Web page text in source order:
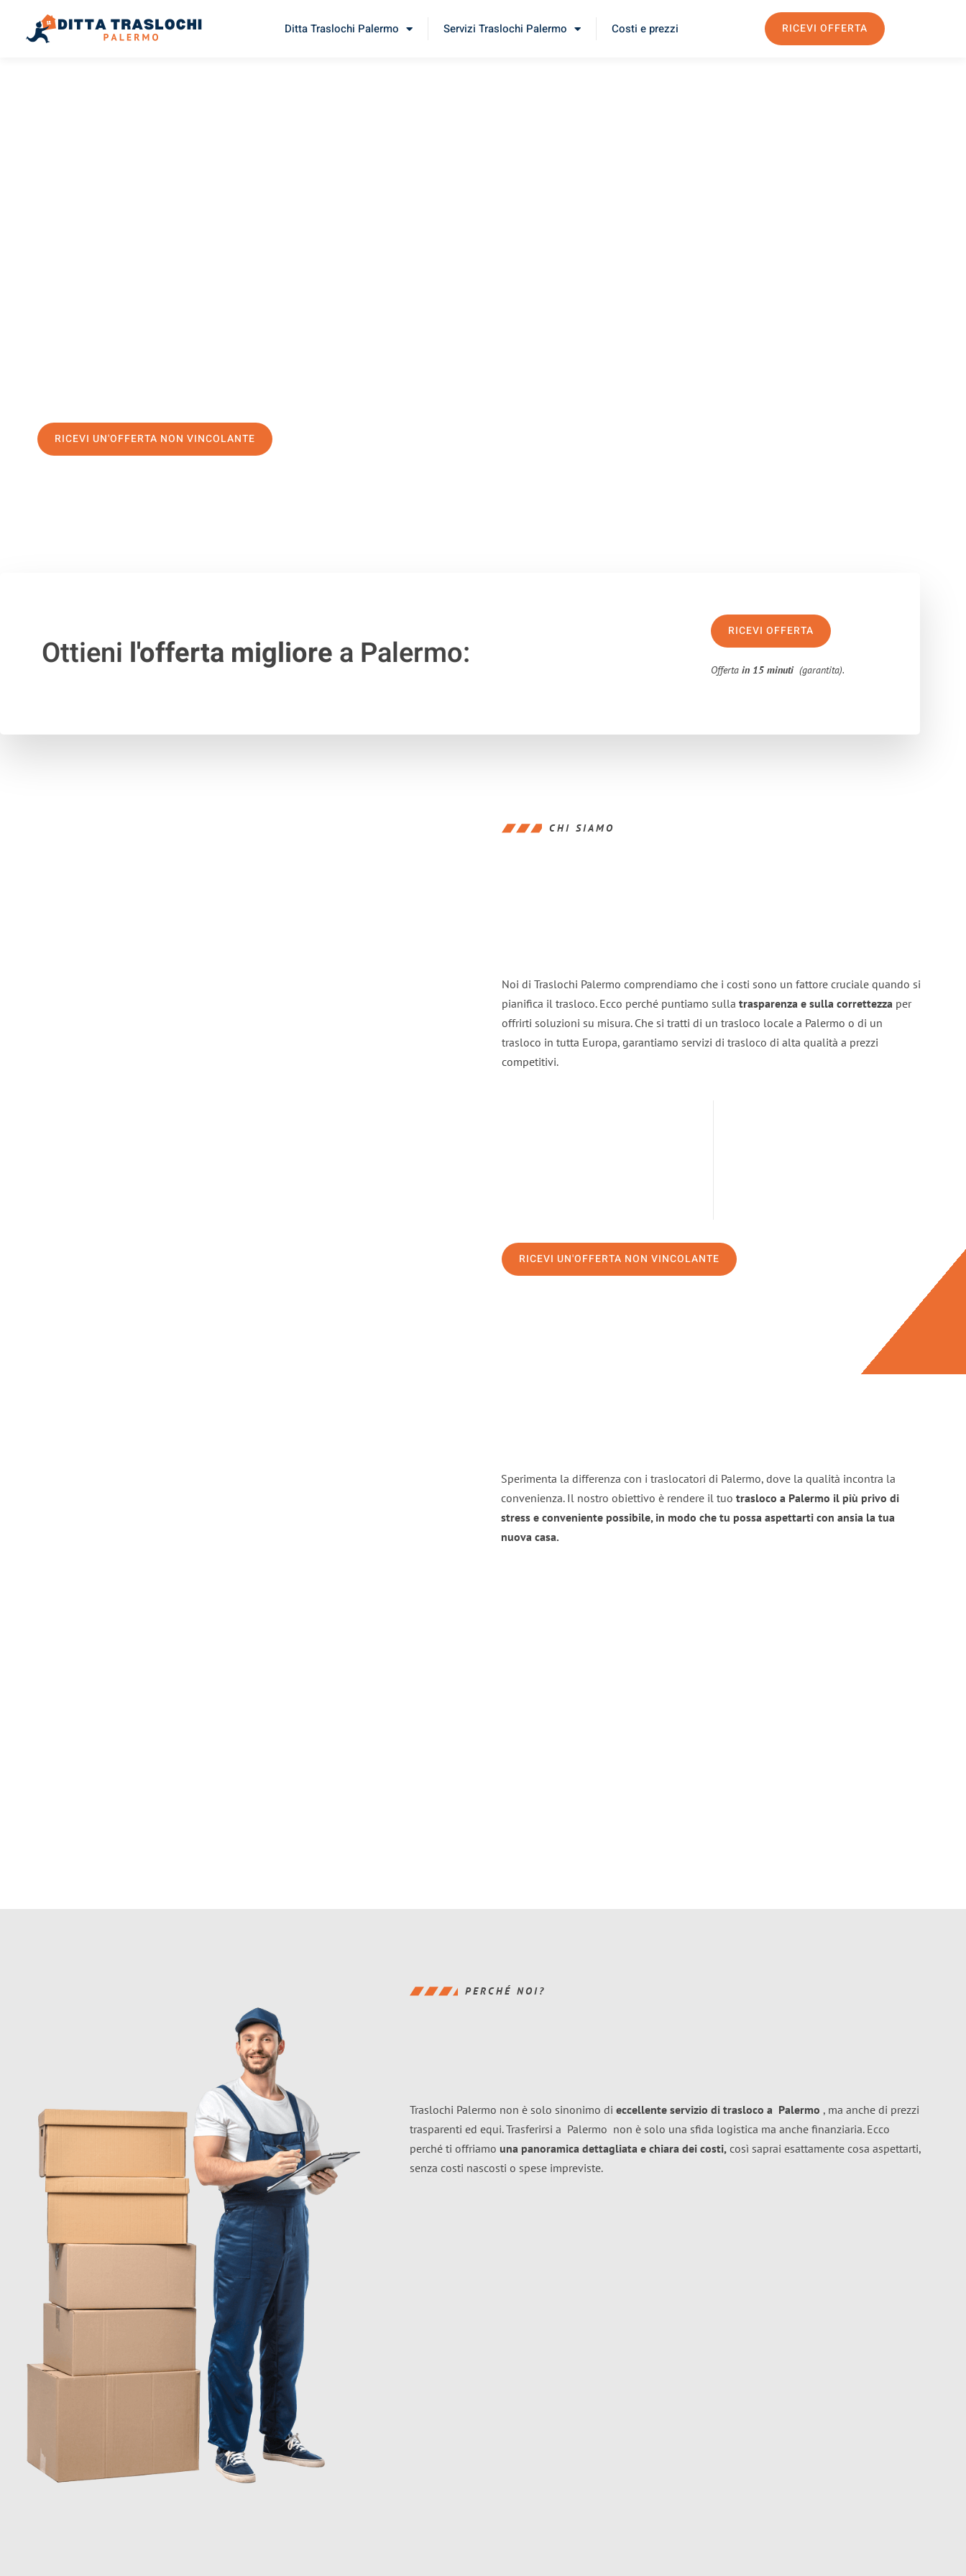
Ditta Traslochi Palermo Servizi Traslochi Palermo Costi e prezzi RICEVI OFFERTA
RICEVI UN'OFFERTA NON VINCOLANTE
Ottieni l'offerta migliorea Palermo:
RICEVI OFFERTA
Offertain 15 minuti (garantita).
CHI SIAMO
Noi di Traslochi Palermo comprendiamo che i costi sono un fattore cruciale quando si
pianifica il trasloco. Ecco perché puntiamo sulla trasparenza e sulla correttezza per
offrirti soluzioni su misura. Che si tratti di un trasloco locale a Palermo o di un
trasloco in tutta Europa, garantiamo servizi di trasloco di alta qualità a prezzi
competitivi.
RICEVI UN'OFFERTA NON VINCOLANTE
Sperimenta la differenza con i traslocatori di Palermo, dove la qualità incontra la
convenienza. Il nostro obiettivo è rendere il tuo trasloco a Palermo il più privo di
stress e conveniente possibile, in modo che tu possa aspettarti con ansia la tua
nuova casa.
PERCHÉ NOI?
Traslochi Palermo non è solo sinonimo di eccellente servizio di trasloco a Palermo , ma anche di prezzi
trasparenti ed equi. Trasferirsi a Palermo non è solo una sfida logistica ma anche finanziaria. Ecco
perché ti offriamo una panoramica dettagliata e chiara dei costi, così saprai esattamente cosa aspettarti,
senza costi nascosti o spese impreviste.